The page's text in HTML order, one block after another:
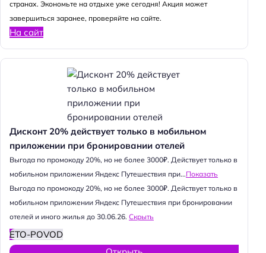
странах. Экономьте на отдыхе уже сегодня! Акция может
завершиться заранее, проверяйте на сайте.
На сайт
Дисконт 20% действует только в мобильном
приложении при бронировании отелей
Выгода по промокоду 20%, но не более 3000₽. Действует только в
мобильном приложении Яндекс Путешествия при...Показать
Выгода по промокоду 20%, но не более 3000₽. Действует только в
мобильном приложении Яндекс Путешествия при бронировании
отелей и иного жилья до 30.06.26. Скрыть
ETO-POVOD